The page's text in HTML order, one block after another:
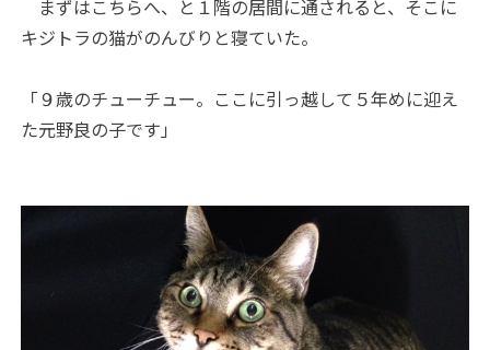
まずはこちらへ、と１階の居間に通されると、そこに
キジトラの猫がのんびりと寝ていた。
「９歳のチューチュー。ここに引っ越して５年めに迎え
た元野良の子です」